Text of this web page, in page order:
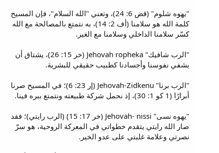
"يهوه شلوم" (قض 6: 24)، وتعني "الله السلام"، فإن المسيح
كلمة الله هو سلامنا (أف 2: 14)، به نتمتع بالمصالحة مع الله
كسّر سلامنا الداخلي وسلامنا مع الغير.
"الرب شافيك" Jehovah ropheka (خر 15: 26)، يشتاق أن
يشفي نفوسنا وأجسادنا كطبيب حقيقي للبشرية.
"الرب برنا" Jehovah-Zidkenu (إر 23: 6)؛ في المسيح صرنا
أبرارًا (1 كو 1: 30)، إذ نحمل شركة طبيعته ونتمتع ببره فينا.
"يهوه نسى" Jehovah- nissi (خر 17: 15) (الرب رايتي)؛ فقد
صار الله رايتي يتقدم خطواتي في المعركة الروحية، هو سرّ
نصرتي وعلامة غلبتي على عدو الخير.